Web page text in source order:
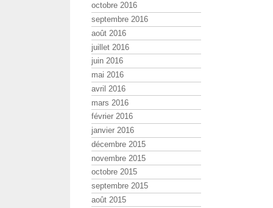
octobre 2016
septembre 2016
août 2016
juillet 2016
juin 2016
mai 2016
avril 2016
mars 2016
février 2016
janvier 2016
décembre 2015
novembre 2015
octobre 2015
septembre 2015
août 2015